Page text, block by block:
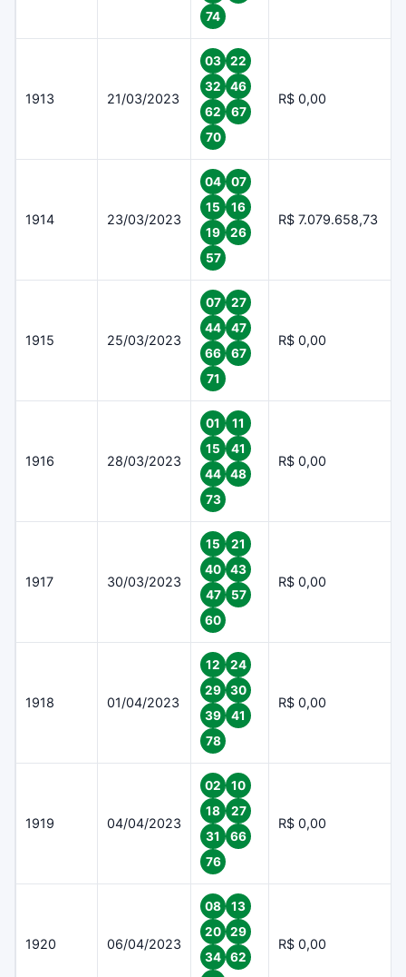
74
1913 21/03/2023
03
22
32
46
62
67
70
R$ 0,00
1914 23/03/2023
04
07
15
16
19
26
57
R$ 7.079.658,73
1915 25/03/2023
07
27
44
47
66
67
71
R$ 0,00
1916 28/03/2023
01
11
15
41
44
48
73
R$ 0,00
1917 30/03/2023
15
21
40
43
47
57
60
R$ 0,00
1918 01/04/2023
12
24
29
30
39
41
78
R$ 0,00
1919 04/04/2023
02
10
18
27
31
66
76
R$ 0,00
1920 06/04/2023
08
13
20
29
34
62
R$ 0,00